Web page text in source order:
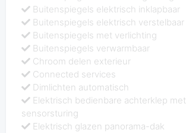
Buitenspiegels elektrisch inklapbaar
Buitenspiegels elektrisch verstelbaar
Buitenspiegels met verlichting
Buitenspiegels verwarmbaar
Chroom delen exterieur
Connected services
Dimlichten automatisch
Elektrisch bedienbare achterklep met
sensorsturing
Elektrisch glazen panorama-dak